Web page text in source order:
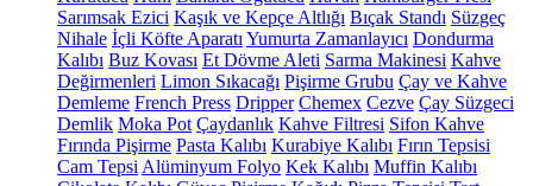
Sarımsak Ezici Kaşık ve Kepçe Altlığı Bıçak Standı Süzgeç
Nihale İçli Köfte Aparatı Yumurta Zamanlayıcı Dondurma
Kalıbı Buz Kovası Et Dövme Aleti Sarma Makinesi Kahve
Değirmenleri Limon Sıkacağı Pişirme Grubu Çay ve Kahve
Demleme French Press Dripper Chemex Cezve Çay Süzgeci
Demlik Moka Pot Çaydanlık Kahve Filtresi Sifon Kahve
Fırında Pişirme Pasta Kalıbı Kurabiye Kalıbı Fırın Tepsisi
Cam Tepsi Alüminyum Folyo Kek Kalıbı Muffin Kalıbı